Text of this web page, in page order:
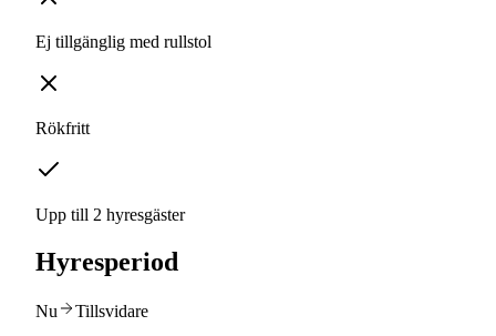
Ej tillgänglig med rullstol
Rökfritt
Upp till 2 hyresgäster
Hyresperiod
Nu Tillsvidare